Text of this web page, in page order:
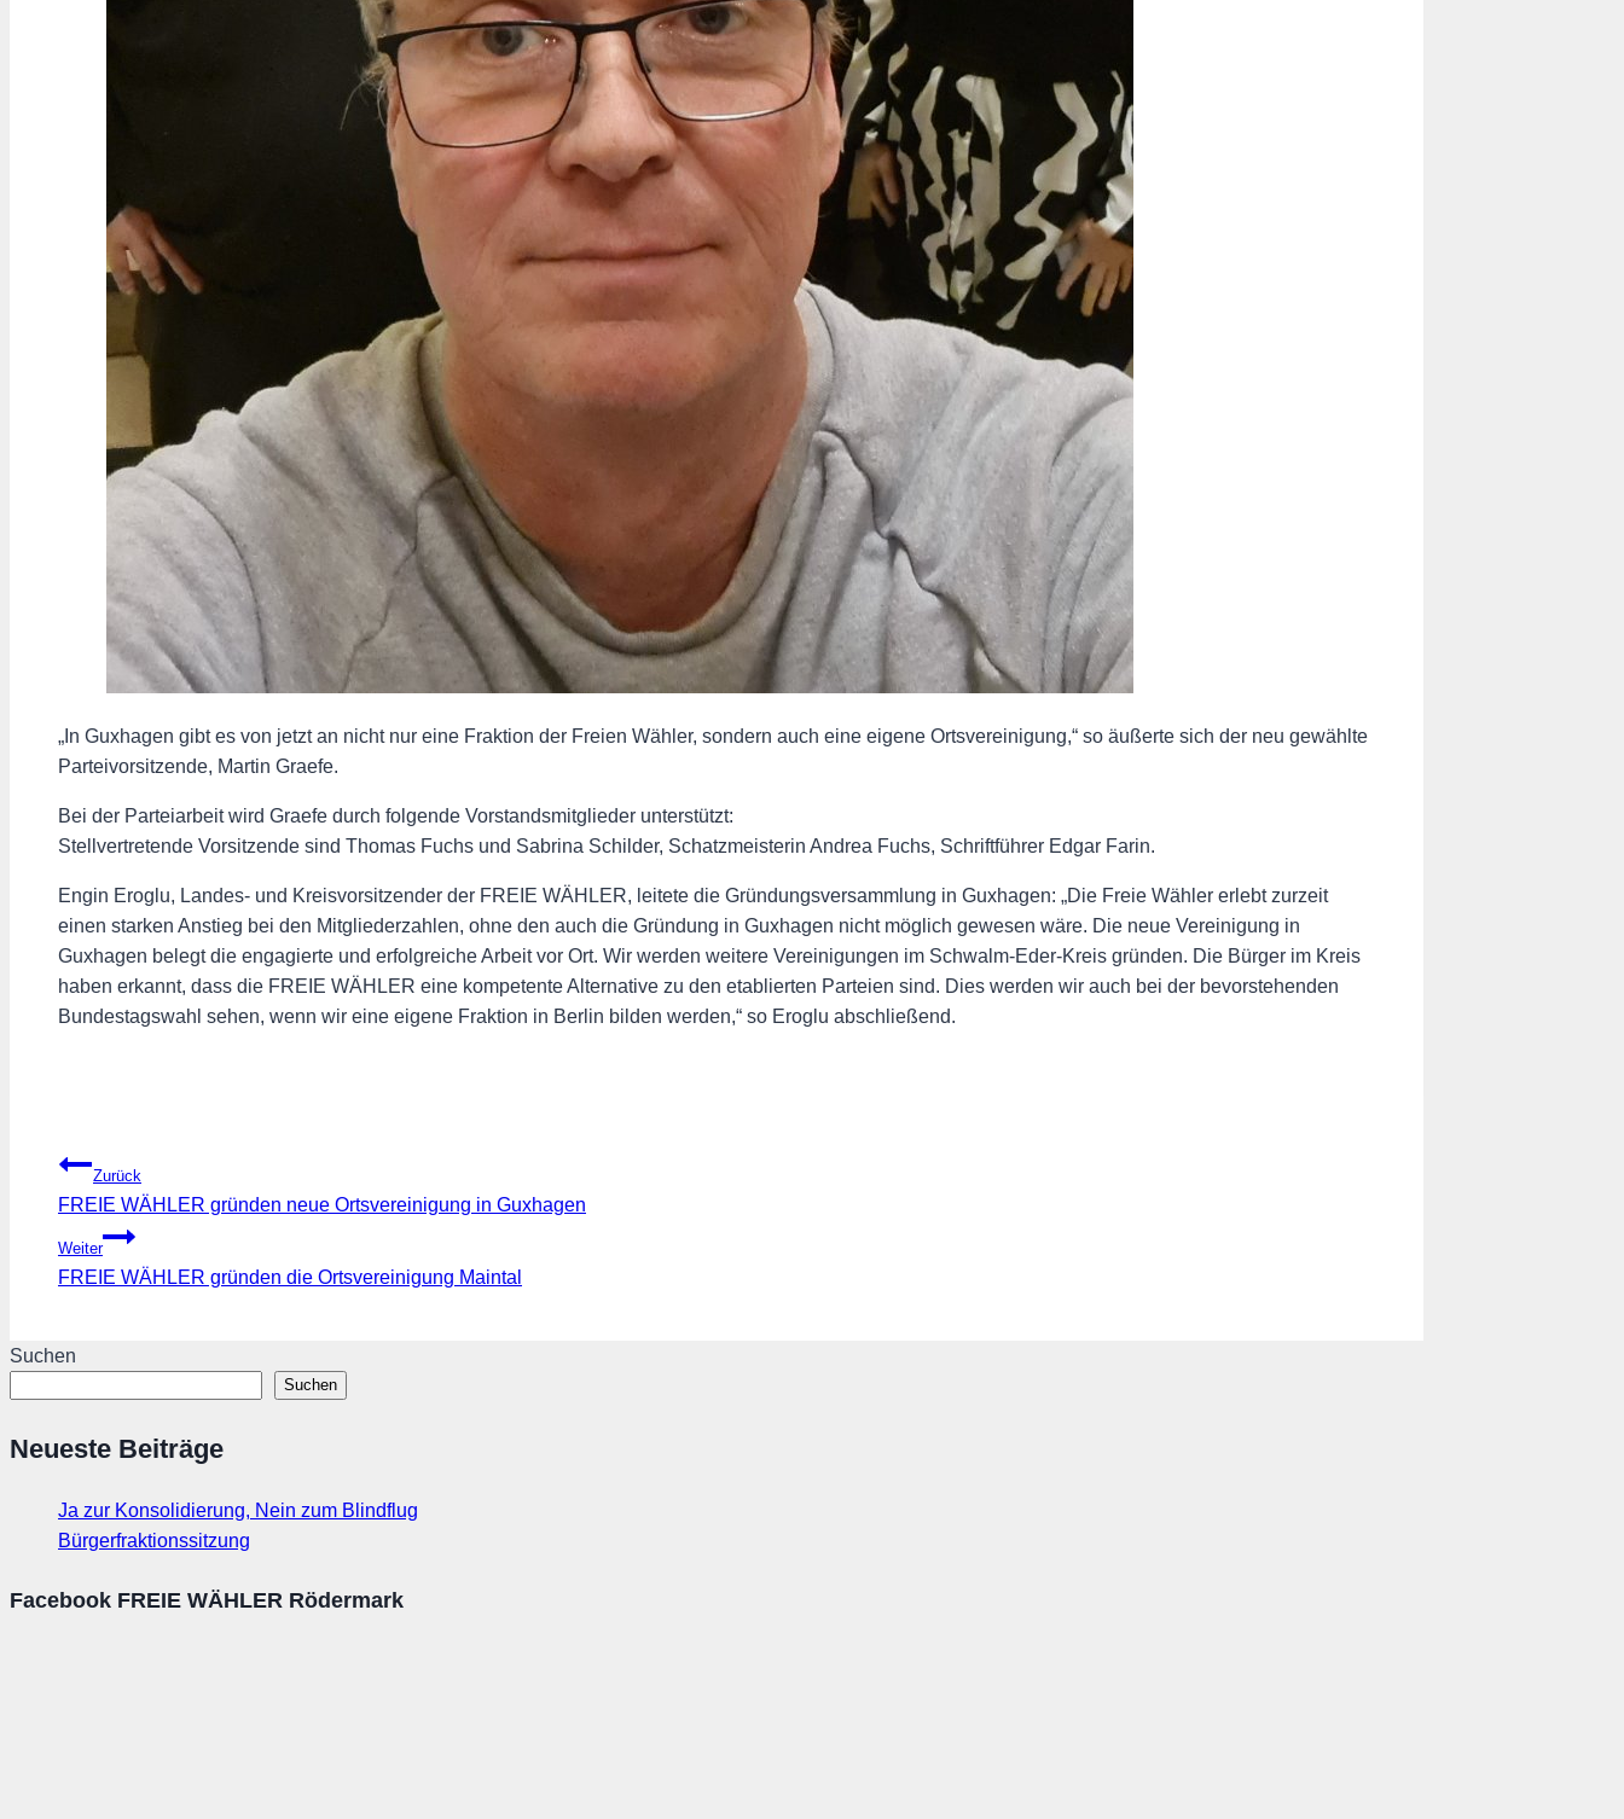
„In Guxhagen gibt es von jetzt an nicht nur eine Fraktion der Freien Wähler, sondern auch eine eigene Ortsvereinigung,“ so äußerte sich der neu gewählte
Parteivorsitzende, Martin Graefe.
Bei der Parteiarbeit wird Graefe durch folgende Vorstandsmitglieder unterstützt:
Stellvertretende Vorsitzende sind Thomas Fuchs und Sabrina Schilder, Schatzmeisterin Andrea Fuchs, Schriftführer Edgar Farin.
Engin Eroglu, Landes- und Kreisvorsitzender der FREIE WÄHLER, leitete die Gründungsversammlung in Guxhagen: „Die Freie Wähler erlebt zurzeit
einen starken Anstieg bei den Mitgliederzahlen, ohne den auch die Gründung in Guxhagen nicht möglich gewesen wäre. Die neue Vereinigung in
Guxhagen belegt die engagierte und erfolgreiche Arbeit vor Ort. Wir werden weitere Vereinigungen im Schwalm-Eder-Kreis gründen. Die Bürger im Kreis
haben erkannt, dass die FREIE WÄHLER eine kompetente Alternative zu den etablierten Parteien sind. Dies werden wir auch bei der bevorstehenden
Bundestagswahl sehen, wenn wir eine eigene Fraktion in Berlin bilden werden,“ so Eroglu abschließend.
Beitragsnavigation
Zurück
FREIE WÄHLER gründen neue Ortsvereinigung in Guxhagen
Weiter
FREIE WÄHLER gründen die Ortsvereinigung Maintal
Suchen
Suchen
Neueste Beiträge
Ja zur Konsolidierung, Nein zum Blindflug
Bürgerfraktionssitzung
Facebook FREIE WÄHLER Rödermark